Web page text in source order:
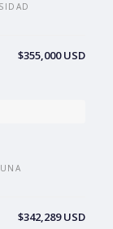
$355,000 USD
$342,289 USD